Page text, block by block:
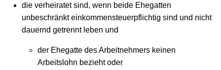
die verheiratet sind, wenn beide Ehegatten
unbeschränkt einkommensteuerpflichtig sind und nicht
dauernd getrennt leben und
der Ehegatte des Arbeitnehmers keinen
Arbeitslohn bezieht oder